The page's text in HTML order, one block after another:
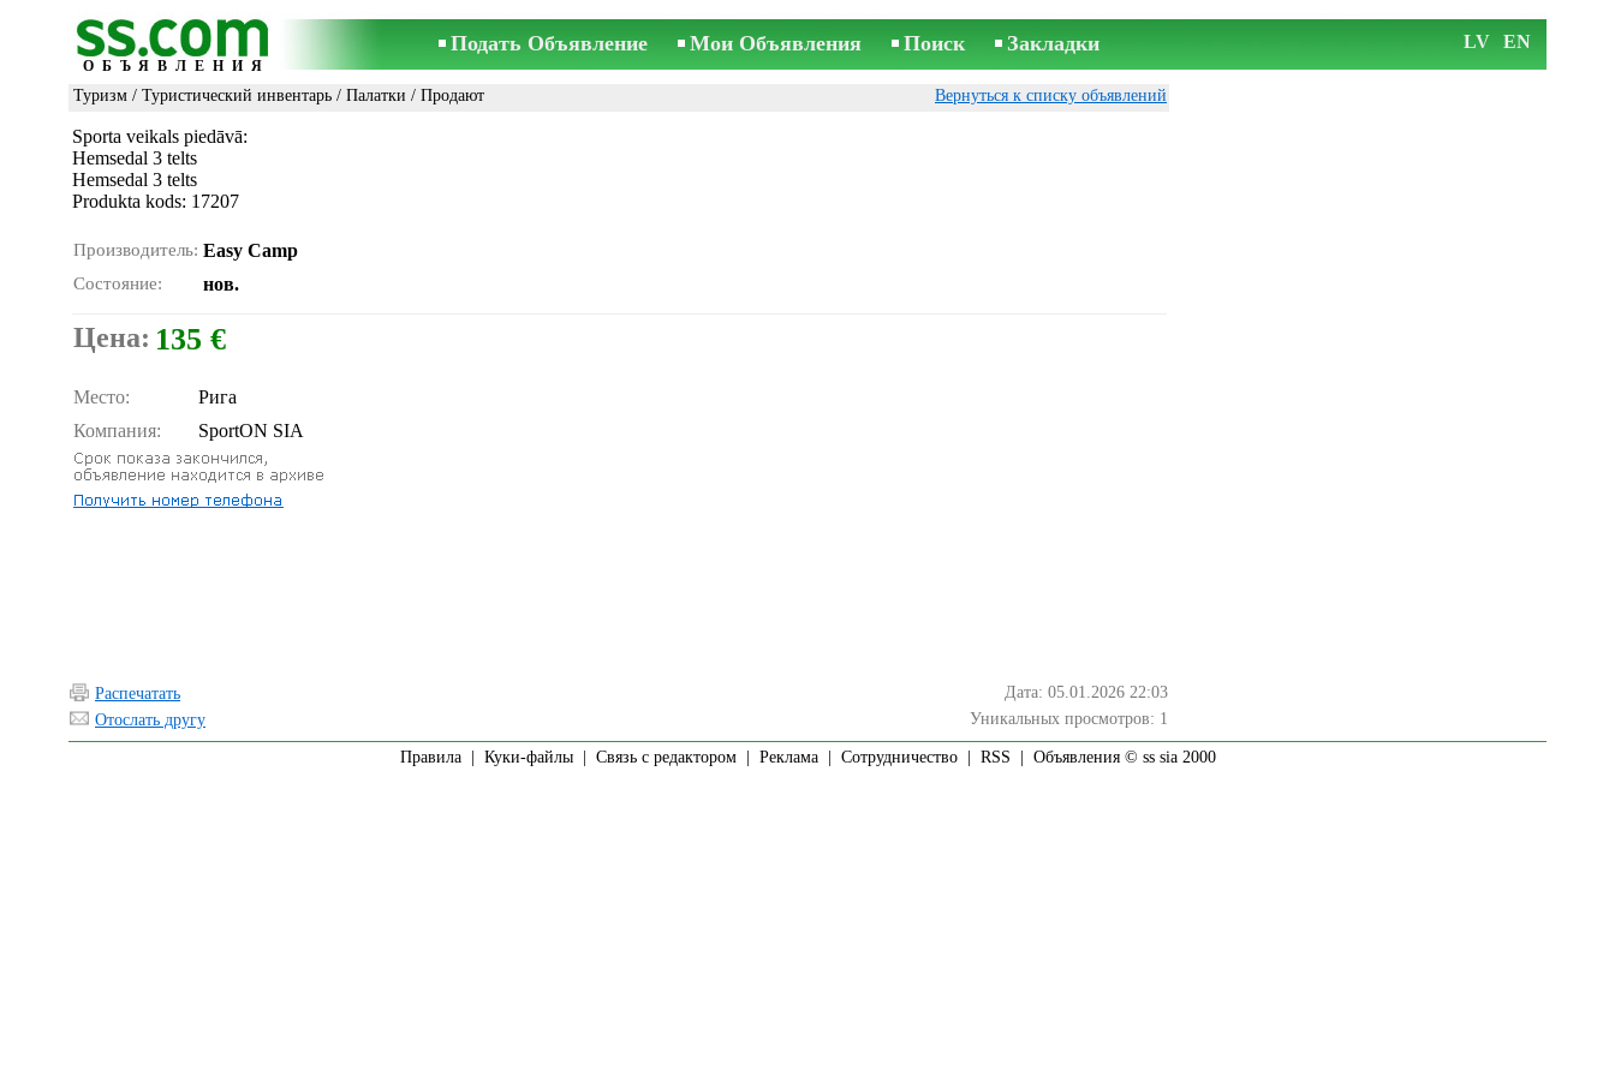
ОБЪЯВЛЕНИЯ
Подать Объявление Мои Объявления Поиск Закладки LV EN
Туризм / Туристический инвентарь / Палатки / Продают Вернуться к списку объявлений
Sporta veikals piedāvā:
Hemsedal 3 telts
Hemsedal 3 telts
Produkta kods: 17207
Производитель: Easy Camp
Состояние: нов.
Цена: 135 €
Место:
Рига
Компания:
SportON SIA
Распечатать
Дата: 05.01.2026 22:03
Отослать другу
Уникальных просмотров: 1
Правила| Куки-файлы| Связь с редактором| Реклама| Сотрудничество| RSS | Объявления © ss sia 2000